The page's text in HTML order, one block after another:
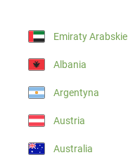
Emiraty Arabskie
Albania
Argentyna
Austria
Australia